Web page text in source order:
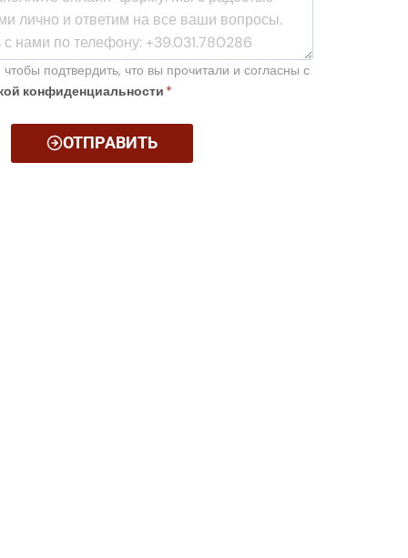
подтвердить, что вы прочитали и согласны с
конфиденциальности *
ОТПРАВИТЬ